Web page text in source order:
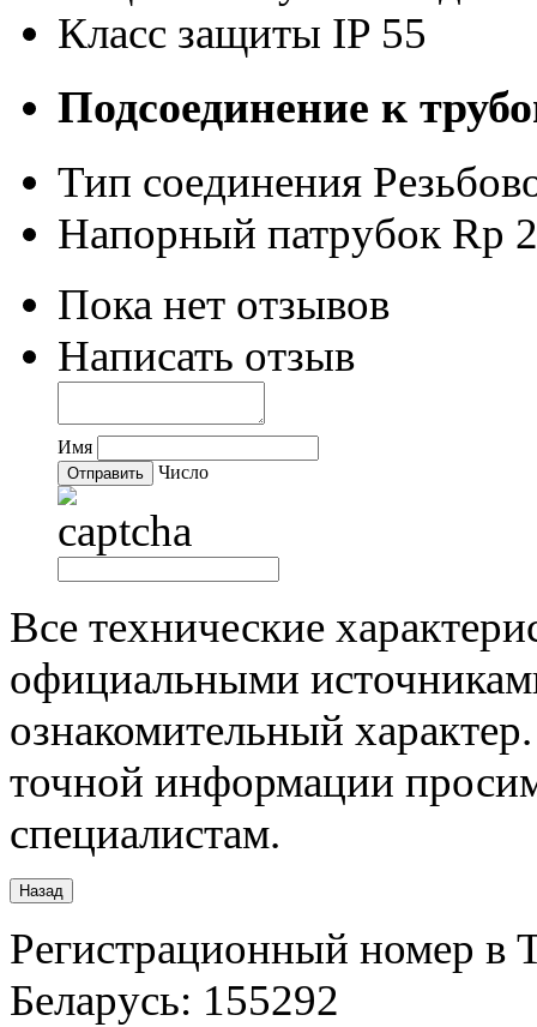
Класс защиты IP 55
Подсоединение к
Тип соединения
Напорный патрубок Rp 2
Пока нет отзывов
Написать отзыв
Имя
Число
Все технические
официальными
ознакомительный
точной информации
специалистам.
Регистрационный номер в
Беларусь: 155292